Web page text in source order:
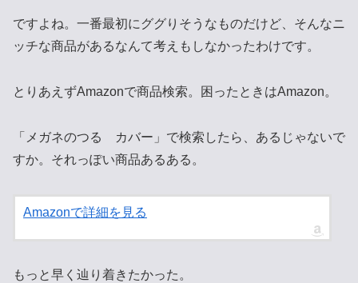
ですよね。一番最初にググりそうなものだけど、そんなニ
ッチな商品があるなんて考えもしなかったわけです。
とりあえずAmazonで商品検索。困ったときはAmazon。
「メガネのつる カバー」で検索したら、あるじゃないで
すか。それっぽい商品あるある。
Amazonで詳細を見る
もっと早く辿り着きたかった。